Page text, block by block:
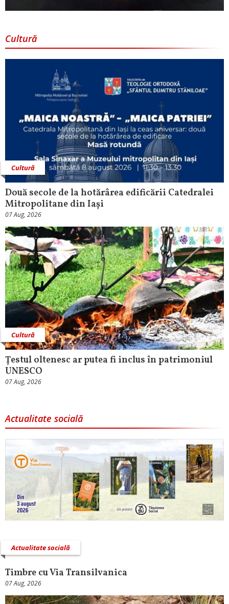
Cultură
Cultură
Două secole de la hotărârea edificării Catedralei
Mitropolitane din Iași
07 Aug, 2026
Cultură
Țestul oltenesc ar putea fi inclus în patrimoniul
UNESCO
07 Aug, 2026
Actualitate socială
Actualitate socială
Timbre cu Via Transilvanica
07 Aug, 2026